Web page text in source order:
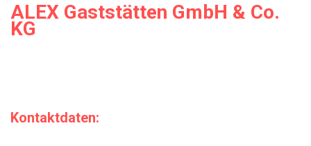
ALEX Gaststätten GmbH & Co.
KG
Kontaktdaten: